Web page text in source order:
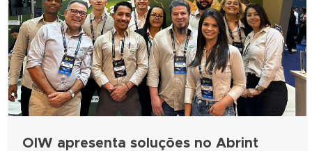
OIW apresenta soluções no Abrint